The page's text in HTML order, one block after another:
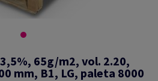
65g/m2, vol. 2.20,
mm, B1, LG, paleta 8000